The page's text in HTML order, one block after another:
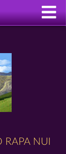
RAPA NUI